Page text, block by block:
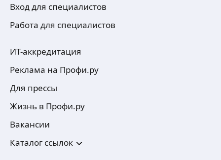
Вход для специалистов
Работа для специалистов
ИТ-аккредитация
Реклама на Профи.ру
Для прессы
Жизнь в Профи.ру
Вакансии
Каталог ссылок